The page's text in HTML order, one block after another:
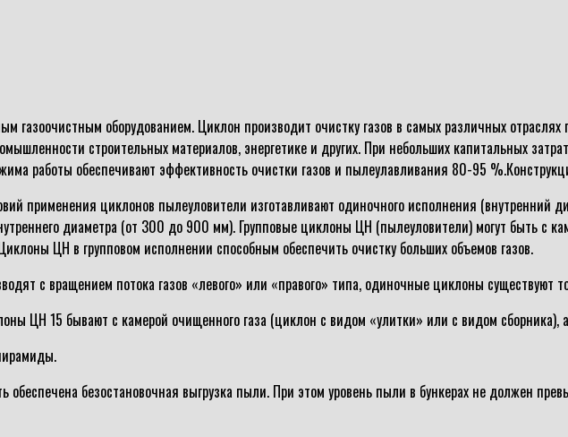
газоочистным оборудованием. Циклон производит очистку газов в самых различных
строительных материалов, энергетике и других. При небольших капитальных
работы обеспечивают эффективность очистки газов и пылеулавливания 80-95
применения циклонов пылеуловители изготавливают одиночного исполнения
диаметра (от 300 до 900 мм). Групповые циклоны ЦН (пылеуловители) могут быть с
ЦН в групповом исполнении способным обеспечить очистку больших объемов газов.
с вращением потока газов «левого» или «правого» типа, одиночные циклоны существуют
ЦН 15 бывают с камерой очищенного газа (циклон с видом «улитки» или с видом
безостановочная выгрузка пыли. При этом уровень пыли в бункерах не должен